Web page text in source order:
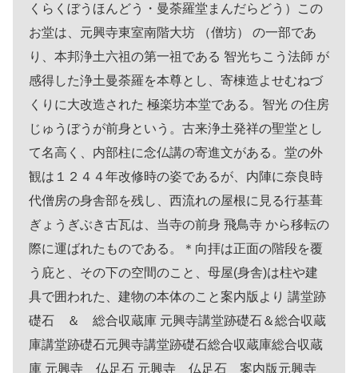
くらくぼうほんどう・曼荼羅堂まんだらどう）この
お堂は、元興寺東室南階大坊 （僧坊） の一部であ
り、本邦浄土六祖の第一祖である 智光ちこう法師 が
感得した浄土曼荼羅を本尊とし、寄棟造よせむねづ
くりに大改造された 極楽坊本堂である。智光 の住房
じゅうぼうが前身という。古来浄土発祥の聖堂とし
て名高く、内部柱に念仏講の寄進文がある。堂の外
観は１２４４年改修時の姿であるが、内陣に奈良時
代僧房の身舎部を残し、西流れの屋根に見る行基葺
ぎょうぎぶき古瓦は、当寺の前身 飛鳥寺 から移転の
際に運ばれたものである。＊向拝は正面の階段を覆
う庇と、その下の空間のこと、母屋(身舎)は柱や建
具で囲われた、建物の本体のこと案内版より 講堂跡
礎石 ＆ 総合収蔵庫 元興寺講堂跡礎石＆総合収蔵
庫講堂跡礎石元興寺講堂跡礎石総合収蔵庫総合収蔵
庫 元興寺 仏足石 元興寺 仏足石 案内版元興寺